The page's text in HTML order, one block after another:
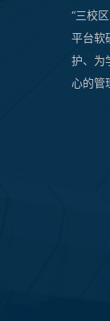
“三校
平台软
护、为
心的管